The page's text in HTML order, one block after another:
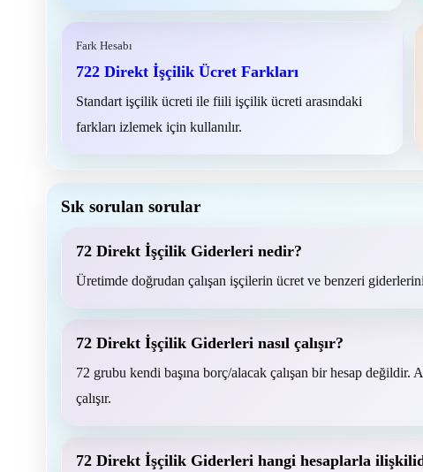
Fark Hesabı
722 Direkt İşçilik Ücret Farkları
Standart işçilik ücreti ile fiili işçilik ücreti arasındaki
farkları izlemek için kullanılır.
Sık sorulan sorular
72 Direkt İşçilik Giderleri nedir?
Üretimde doğrudan çalışan işçilerin ücret ve benzeri
72 Direkt İşçilik Giderleri nasıl çalışır?
72 grubu kendi başına borç/alacak çalışan bir hesap değildir.
çalışır.
72 Direkt İşçilik Giderleri hangi hesaplarla